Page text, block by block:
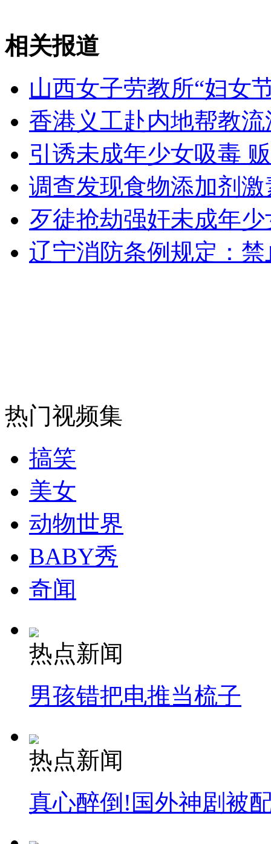
安徽一实载49人客车翻车
走！跟着总书记去植树
消防员救轻生者 花炮节热闹非凡 减压"枕头大战"
相关报道
山西女子劳教所“妇女
香港义工赴内地帮教
引诱未成年少女吸毒
调查发现食物添加剂
歹徒抢劫强奸未成年
辽宁消防条例规定：
热门视频集
搞笑
美女
动物世界
BABY秀
奇闻
热点新闻
男孩错把电推当梳子
热点新闻
真心醉倒!国外神剧被